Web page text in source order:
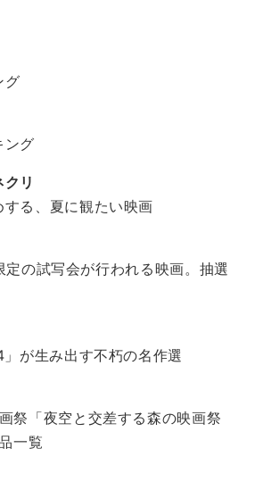
グ
ング
リ
る、夏に観たい映画
の試写会が行われる映画。抽選
が生み出す不朽の名作選
祭「夜空と交差する森の映画祭
一覧